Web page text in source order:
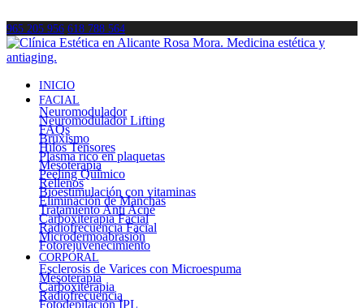
965 205 956 618 788 564
INICIO
FACIAL
Neuromodulador
Neuromodulador Lifting
FAQs
Bruxismo
Hilos Tensores
Plasma rico en plaquetas
Mesoterapia
Peeling Químico
Rellenos
Bioestimulación con vitaminas
Eliminación de Manchas
Tratamiento Anti Acné
Carboxiterapia Facial
Radiofrecuencia Facial
Microdermoabrasión
Fotorejuvenecimiento
CORPORAL
Esclerosis de Varices con Microespuma
Mesoterapia
Carboxiterapia
Radiofrecuencia
Fotodepilación IPL